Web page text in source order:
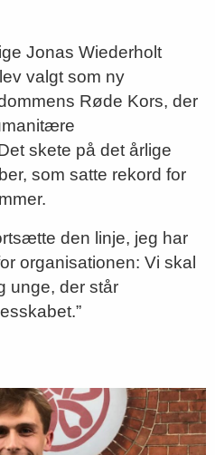
Jonas Wiederholt
valgt som ny
Røde Kors, der
skete på det årlige
som satte rekord for
den linje, jeg har
organisationen: Vi skal
unge, der står